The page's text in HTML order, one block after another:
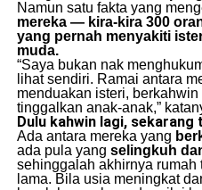
Namun satu fakta yang
mereka — kira-kira 300
yang pernah menyakiti
muda.
“Saya bukan nak
lihat sendiri. Ramai antara
menduakan isteri,
tinggalkan anak-anak,”
Dulu kahwin lagi, sekarang
Ada antara mereka yang
ada pula yang selingkuh
sehinggalah akhirnya rumah
lama. Bila usia meningkat